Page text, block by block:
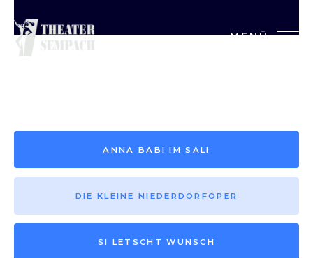
MENÜ
Saison vor 2013
ANNA BÄBI IM SÄLI
DIE KLEINE NIEDERDORFOPER
SI LETSCHT WUNSCH